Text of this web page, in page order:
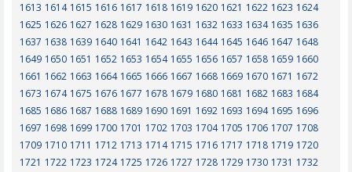
1613 1614 1615 1616 1617 1618 1619 1620 1621 1622 1623 1624
1625 1626 1627 1628 1629 1630 1631 1632 1633 1634 1635 1636
1637 1638 1639 1640 1641 1642 1643 1644 1645 1646 1647 1648
1649 1650 1651 1652 1653 1654 1655 1656 1657 1658 1659 1660
1661 1662 1663 1664 1665 1666 1667 1668 1669 1670 1671 1672
1673 1674 1675 1676 1677 1678 1679 1680 1681 1682 1683 1684
1685 1686 1687 1688 1689 1690 1691 1692 1693 1694 1695 1696
1697 1698 1699 1700 1701 1702 1703 1704 1705 1706 1707 1708
1709 1710 1711 1712 1713 1714 1715 1716 1717 1718 1719 1720
1721 1722 1723 1724 1725 1726 1727 1728 1729 1730 1731 1732